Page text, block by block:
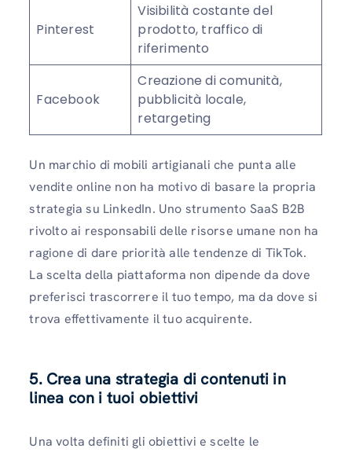
Pinterest
Visibilità costante del
prodotto, traffico di
riferimento
Facebook
Creazione di comunità,
pubblicità locale,
retargeting
Un marchio di mobili artigianali che punta alle
vendite online non ha motivo di basare la propria
strategia su LinkedIn. Uno strumento SaaS B2B
rivolto ai responsabili delle risorse umane non ha
ragione di dare priorità alle tendenze di TikTok.
La scelta della piattaforma non dipende da dove
preferisci trascorrere il tuo tempo, ma da dove si
trova effettivamente il tuo acquirente.
5. Crea una strategia di contenuti in
linea con i tuoi obiettivi
Una volta definiti gli obiettivi e scelte le